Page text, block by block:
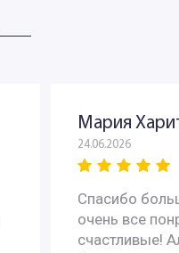
Мария
24.06.2026
Спасибо
очень все
счастливые!